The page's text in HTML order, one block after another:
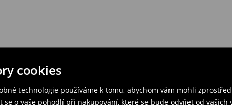
cookies
technologie používáme k tomu, abychom vám mohli
se o vaše pohodlí při nakupování, které se bude odvíjet od